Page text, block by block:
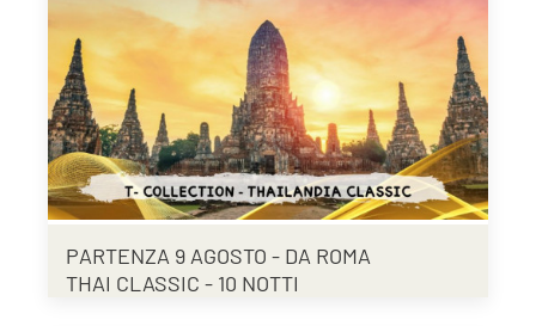
PARTENZA 9 AGOSTO - DA ROMA
THAI CLASSIC - 10 NOTTI